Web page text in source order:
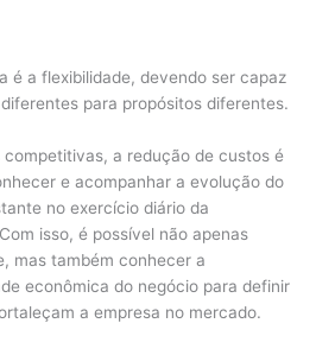
é a flexibilidade, devendo ser capaz
para propósitos diferentes.
a redução de custos é
e acompanhar a evolução do
no exercício diário da
isso, é possível não apenas
mas também conhecer a
econômica do negócio para definir
a empresa no mercado.